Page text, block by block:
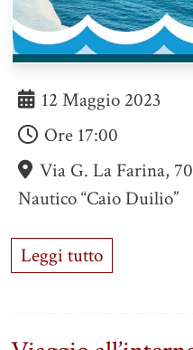
12 Maggio 2023
Ore 17:00
Via G. La Farina,
Nautico “Caio Duilio”
Leggi tutto